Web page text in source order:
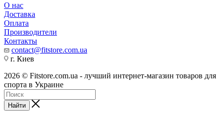
О нас
Доставка
Оплата
Производители
Контакты
contact@fitstore.com.ua
г. Киев
2026 © Fitstore.com.ua - лучший интернет-магазин товаров для
спорта в Украине
Найти